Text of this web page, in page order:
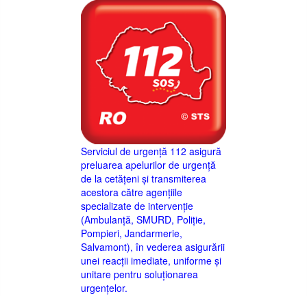
Serviciul de urgență 112 asigură
preluarea apelurilor de urgență
de la cetățeni și transmiterea
acestora către agențiile
specializate de intervenție
(Ambulanță, SMURD, Poliție,
Pompieri, Jandarmerie,
Salvamont), în vederea asigurării
unei reacții imediate, uniforme și
unitare pentru soluționarea
urgențelor.